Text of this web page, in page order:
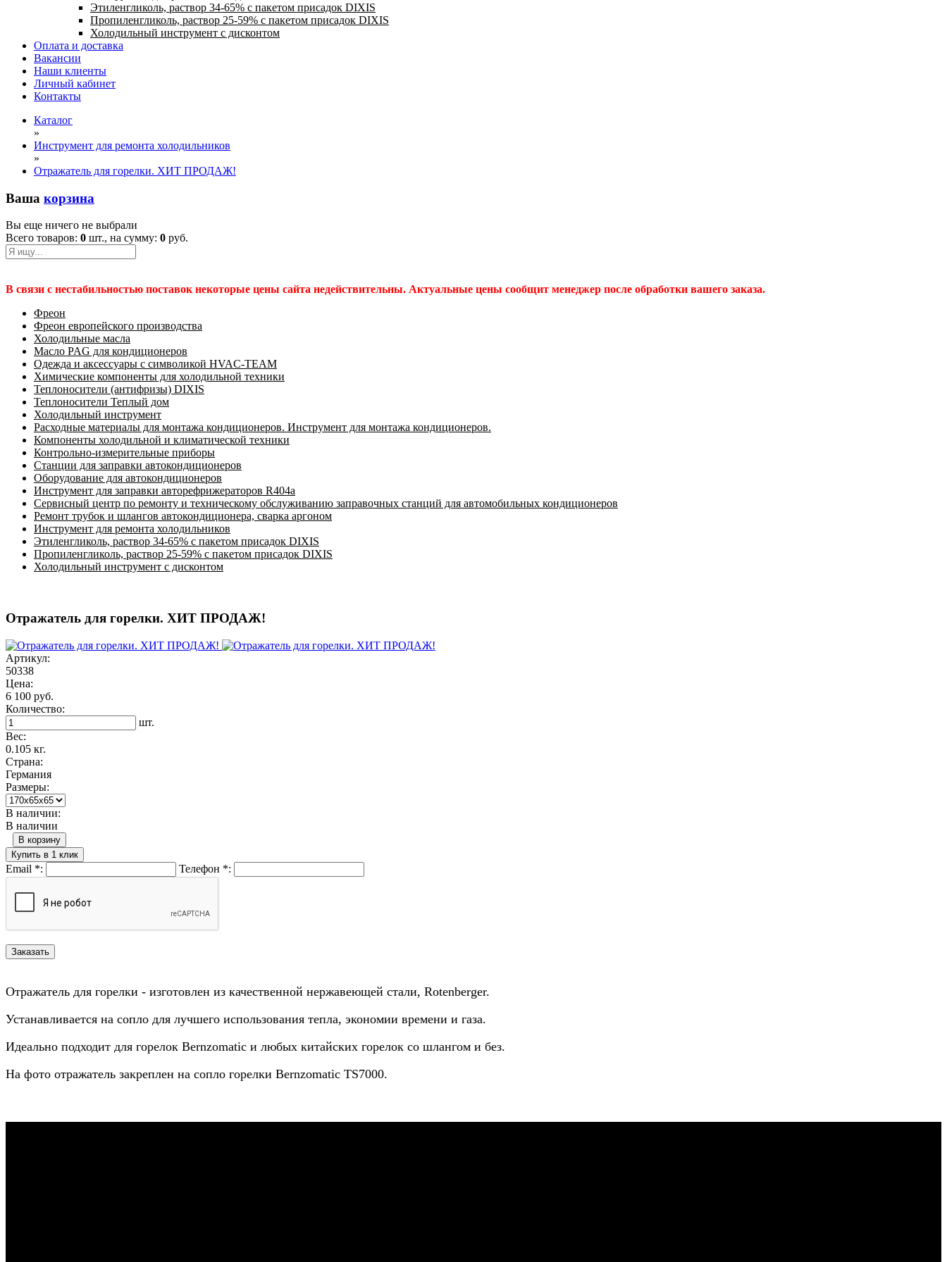
Этиленгликоль, раствор 34-65% с пакетом присадок DIXIS
Пропиленгликоль, раствор 25-59% с пакетом присадок DIXIS
Холодильный инструмент с дисконтом
Оплата и доставка
Вакансии
Наши клиенты
Личный кабинет
Контакты
Каталог
»
Инструмент для ремонта холодильников
»
Отражатель для горелки. ХИТ ПРОДАЖ!
Ваша корзина
Вы еще ничего не выбрали
Всего товаров: 0 шт., на сумму: 0 руб.
В связи с нестабильностью поставок некоторые цены сайта недействительны. Актуальные цены сообщит менеджер после обработки вашего заказа.
Фреон
Фреон европейского производства
Холодильные масла
Масло PAG для кондиционеров
Одежда и аксессуары с символикой HVAC-TEAM
Химические компоненты для холодильной техники
Теплоносители (антифризы) DIXIS
Теплоносители Теплый дом
Холодильный инструмент
Расходные материалы для монтажа кондиционеров. Инструмент для монтажа кондиционеров.
Компоненты холодильной и климатической техники
Контрольно-измерительные приборы
Станции для заправки автокондиционеров
Оборудование для автокондиционеров
Инструмент для заправки авторефрижераторов R404a
Сервисный центр по ремонту и техническому обслуживанию заправочных станций для автомобильных кондиционеров
Ремонт трубок и шлангов автокондиционера, сварка аргоном
Инструмент для ремонта холодильников
Этиленгликоль, раствор 34-65% с пакетом присадок DIXIS
Пропиленгликоль, раствор 25-59% с пакетом присадок DIXIS
Холодильный инструмент с дисконтом
Отражатель для горелки. ХИТ ПРОДАЖ!
Артикул:
50338
Цена:
6 100 руб.
Количество:
шт.
Вес:
0.105 кг.
Страна:
Германия
Размеры:
В наличии:
В наличии
В корзину
Купить в 1 клик
Email *: Телефон *:
Отражатель для горелки - изготовлен из качественной нержавеющей стали, Rotenberger.
Устанавливается на сопло для лучшего использования тепла, экономии времени и газа.
Идеально подходит для горелок Bernzomatic и любых китайских горелок со шлангом и без.
На фото отражатель закреплен на сопло горелки Bernzomatic TS7000.